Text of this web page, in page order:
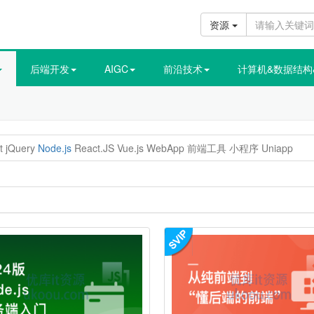
资源
后端开发 AIGC 前沿技术 计算机&数据结
jQuery Node.js React.JS Vue.js WebApp 前端工具 小程序 Uniapp